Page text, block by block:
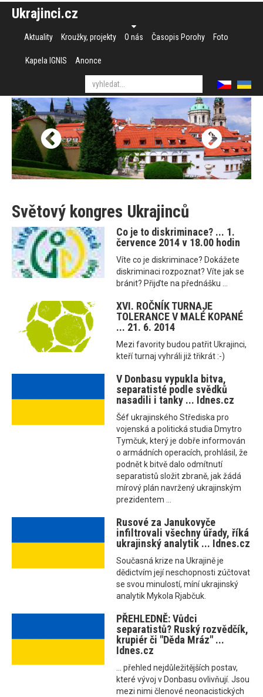
Ukrajinci.cz
Aktuality Kroužky, projekty O nás Časopis Porohy Foto
Kapela IGNIS Anonce
Světový kongres Ukrajinců
Co je to diskriminace? ... 1.
července 2014 v 18.00 hodin
Víte co je diskriminace? Dokážete
diskriminaci rozpoznat? Víte jak se
bránit? Přijďte na přednášku ...
XVI. ROČNÍK TURNAJE
TOLERANCE V MALÉ KOPANÉ
... 21. 6. 2014
Mezi favority budou patřit Ukrajinci,
kteří turnaj vyhráli již třikrát :-)
V Donbasu vypukla bitva,
separatisté podle svědků
nasadili i tanky ... Idnes.cz
Šéf ukrajinského Střediska pro
vojenská a politická studia Dmytro
Tymčuk, který je dobře informován
o armádních operacích, prohlásil, že
podnět k bitvě dalo odmítnutí
separatistů složit zbraně, jak žádá
mírový plán navržený ukrajinským
prezidentem ...
Rusové za Janukovyče
infiltrovali všechny úřady, říká
ukrajinský analytik ... Idnes.cz
Současná krize na Ukrajině je
dědictvím její neschopnosti zúčtovat
se svou minulostí, míní ukrajinský
analytik Mykola Rjabčuk.
PŘEHLEDNĚ: Vůdci
separatistů? Ruský rozvědčík,
krupiér či "Děda Mráz" ...
Idnes.cz
... přehled nejdůležitějších postav,
které vývoj v Donbasu ovlivňují. Jsou
mezi nimi členové neonacistických